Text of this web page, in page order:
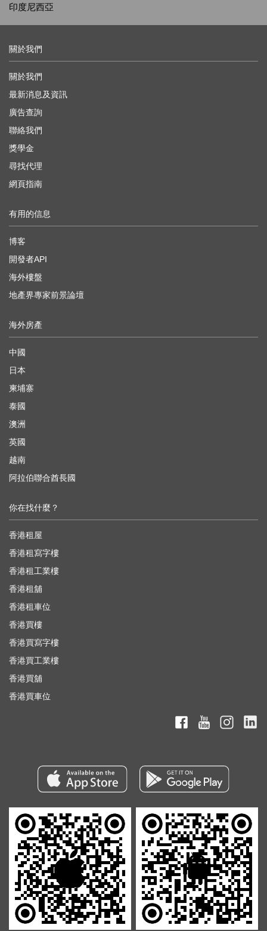
印度尼西亞
關於我們
關於我們
最新消息及資訊
廣告查詢
聯絡我們
獎學金
尋找代理
網頁指南
有用的信息
博客
開發者API
海外樓盤
地產界專家前景論壇
海外房產
中國
日本
柬埔寨
泰國
澳洲
英國
越南
阿拉伯聯合酋長國
你在找什麼？
香港租屋
香港租寫字樓
香港租工業樓
香港租舖
香港租車位
香港買樓
香港買寫字樓
香港買工業樓
香港買舖
香港買車位